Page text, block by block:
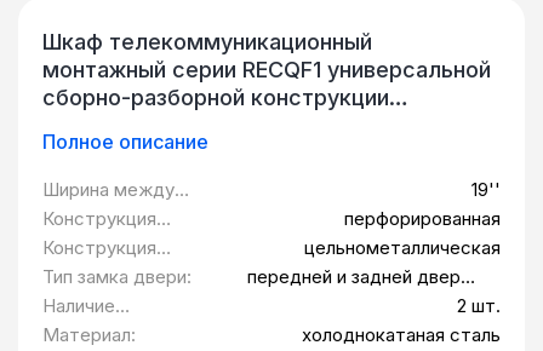
Шкаф телекоммуникационный
монтажный серии RECQF1 универсальной
сборно-разборной конструкции
телекоммуникационного, серверного,
кроссового и другого оборудования
стандарта 19 дюймов (19"), в
соответствии с ГОСТ 28601.2 (МЭК 297-
2). Изделие предназначено для
использования в стационарных условиях
внутри помещений, защищенных от
Полное описание
Ширина между
монтажными
планками:
19''
Конструкция
передней двери:
перфорированная
Конструкция
задней двери:
цельнометаллическая
Тип замка двери:
передней и задней двери -
замок-ручка; боковые панели
Наличие
щеточных вводов
2 шт.
Материал:
холоднокатаная сталь